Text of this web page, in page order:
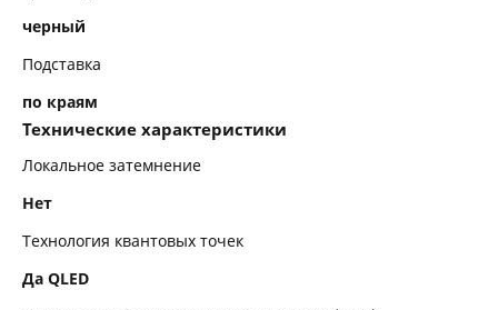
черный
Подставка
по краям
Технические характеристики
Локальное затемнение
Нет
Технология квантовых точек
Да QLED